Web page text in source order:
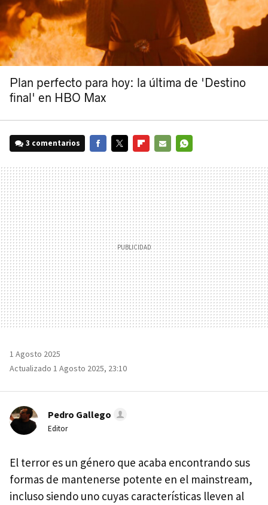
Plan perfecto para hoy: la última de 'Destino
final' en HBO Max
3 comentarios
MAIL
1 Agosto 2025
Actualizado 1 Agosto 2025, 23:10
Pedro Gallego
Editor
El terror es un género que acaba encontrando sus
formas de mantenerse potente en el mainstream,
incluso siendo uno cuyas características lleven al